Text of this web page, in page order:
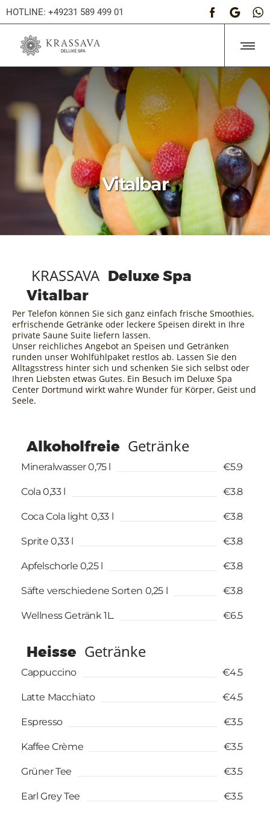
HOTLINE: +49231 589 499 01
Vitalbar
KRASSAVA
Deluxe Spa
Vitalbar
Per Telefon können Sie sich ganz einfach frische Smoothies,
erfrischende Getränke oder leckere Speisen direkt in Ihre
private Saune Suite liefern lassen.
Unser reichliches Angebot an Speisen und Getränken
runden unser Wohlfühlpaket restlos ab. Lassen Sie den
Alltagsstress hinter sich und schenken Sie sich selbst oder
Ihren Liebsten etwas Gutes. Ein Besuch im Deluxe Spa
Center Dortmund wirkt wahre Wunder für Körper, Geist und
Seele.
Alkoholfreie Getränke
Mineralwasser 0,75 l €5.9
Cola 0,33 l €3.8
Coca Cola light 0,33 l €3.8
Sprite 0,33 l €3.8
Apfelschorle 0,25 l €3.8
Säfte verschiedene Sorten 0,25 l €3.8
Wellness Getränk 1L. €6.5
Heisse Getränke
Cappuccino €4.5
Latte Macchiato €4.5
Espresso €3.5
Kaffee Crème €3.5
Grüner Tee €3.5
Earl Grey Tee €3.5